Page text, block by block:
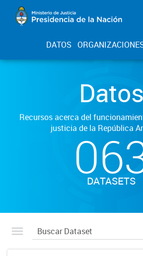
DATOS
Datos
Recursos acerca del
justicia de la República
DATASETS